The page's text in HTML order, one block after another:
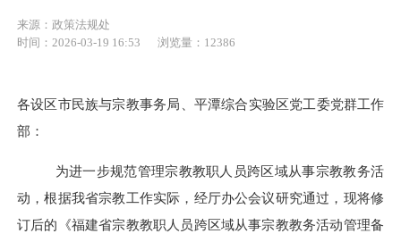
来源：政策法规处
时间：2026-03-19 16:53
浏览量：12386
各设区市民族与宗教事务局、 平潭综合实验区党工委党群工作
部：
为进一步规范管理宗教教职人员跨区域从事宗教教务活
动，根据我省宗教工作实际，经厅办公会议研究通过，现将修
订后的 《福建省宗教教职人员跨区域从事宗教教务活动管理备